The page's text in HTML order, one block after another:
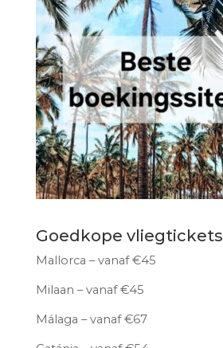
Goedkope vliegtickets
Mallorca – vanaf €45
Milaan – vanaf €45
Málaga – vanaf €67